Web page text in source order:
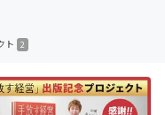
ト 2